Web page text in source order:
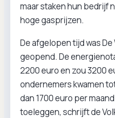
maar staken hun bedrijf
hoge gasprijzen.
De afgelopen tijd was
geopend. De
2200 euro en zou 3200
ondernemers kwamen
dan 1700 euro per
toeleggen, schrijft de